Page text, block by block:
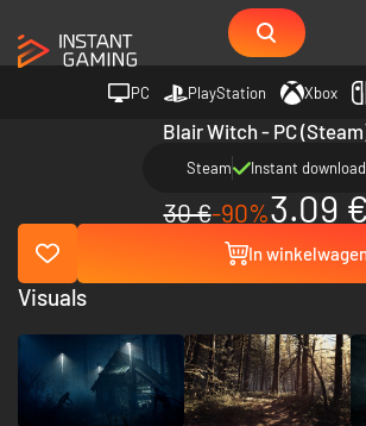
PC PlayStation Xbox
Blair Witch - PC
Steam Instant download
30 €-90%3.09 €
In
Visuals